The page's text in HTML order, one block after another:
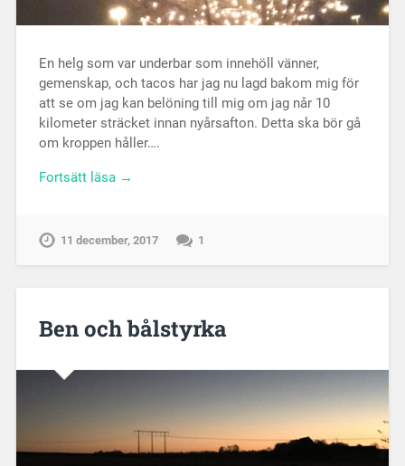
En helg som var underbar som innehöll vänner,
gemenskap, och tacos har jag nu lagd bakom mig för
att se om jag kan belöning till mig om jag når 10
kilometer sträcket innan nyårsafton. Detta ska bör gå
om kroppen håller….
Fortsätt läsa →
11 december, 2017 1
Ben och bålstyrka